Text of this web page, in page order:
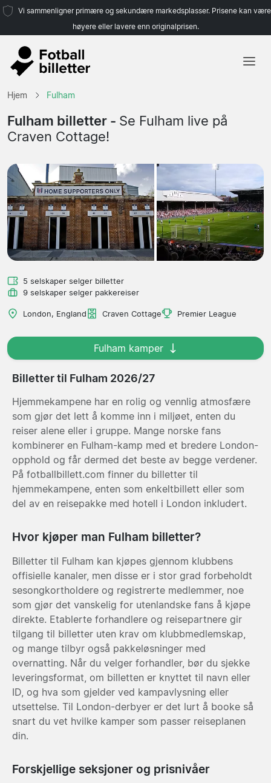
Vi sammenligner primære og sekundære markedsplasser. Prisene kan være
høyere eller lavere enn originalprisen.
Lag
Hjem Fulham
Fulham billetter - Se Fulham live på
Craven Cottage!
5 selskaper selger billetter
9 selskaper selger pakkereiser
London, England Craven Cottage Premier League
Fulham kamper
Billetter til Fulham 2026/27
Hjemmekampene har en rolig og vennlig atmosfære
som gjør det lett å komme inn i miljøet, enten du
reiser alene eller i gruppe. Mange norske fans
kombinerer en Fulham-kamp med et bredere London-
opphold og får dermed det beste av begge verdener.
På fotballbillett.com finner du billetter til
hjemmekampene, enten som enkeltbillett eller som
del av en reisepakke med hotell i London inkludert.
Hvor kjøper man Fulham billetter?
Billetter til Fulham kan kjøpes gjennom klubbens
offisielle kanaler, men disse er i stor grad forbeholdt
sesongkortholdere og registrerte medlemmer, noe
som gjør det vanskelig for utenlandske fans å kjøpe
direkte. Etablerte forhandlere og reisepartnere gir
tilgang til billetter uten krav om klubbmedlemskap,
og mange tilbyr også pakkeløsninger med
overnatting. Når du velger forhandler, bør du sjekke
leveringsformat, om billetten er knyttet til navn eller
ID, og hva som gjelder ved kampavlysning eller
utsettelse. Til London-derbyer er det lurt å booke så
snart du vet hvilke kamper som passer reiseplanen
din.
Forskjellige seksjoner og prisnivåer